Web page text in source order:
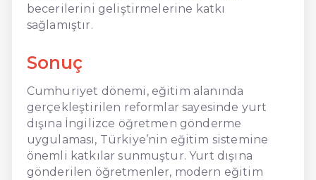
becerilerini geliştirmelerine katkı
sağlamıştır.
Sonuç
Cumhuriyet dönemi, eğitim alanında
gerçekleştirilen reformlar sayesinde yurt
dışına İngilizce öğretmen gönderme
uygulaması, Türkiye’nin eğitim sistemine
önemli katkılar sunmuştur. Yurt dışına
gönderilen öğretmenler, modern eğitim